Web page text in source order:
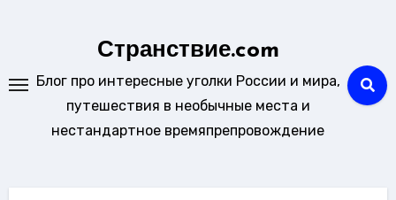
Странствие.com
Блог про интересные уголки России и мира,
путешествия в необычные места и
нестандартное времяпрепровождение